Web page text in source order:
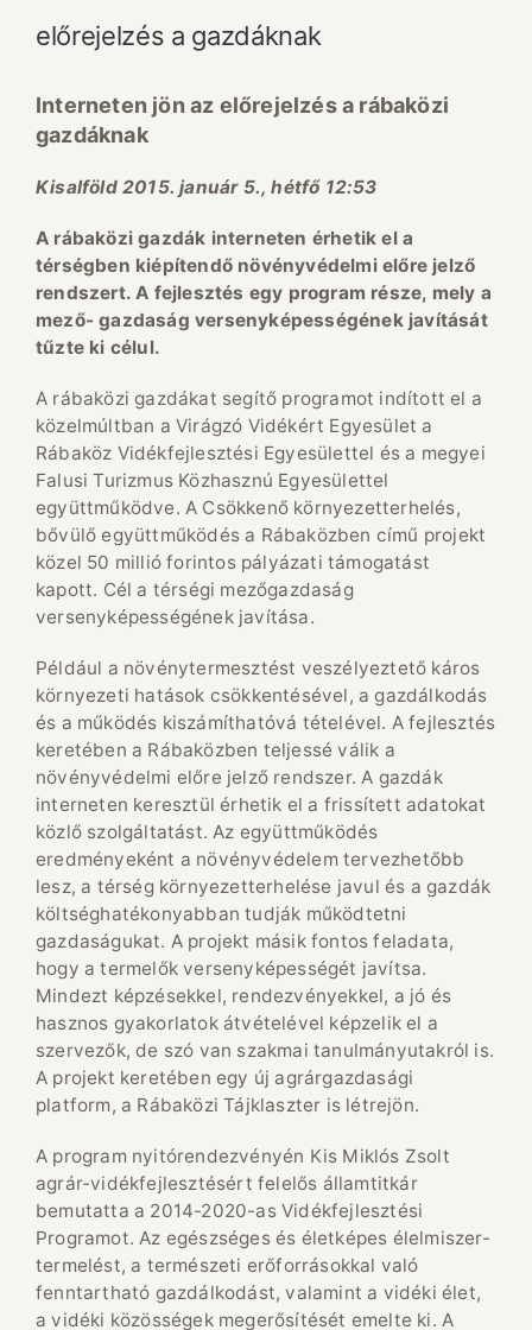
előrejelzés a gazdáknak
Interneten jön az előrejelzés a rábaközi
gazdáknak
Kisalföld 2015. január 5., hétfő 12:53
A rábaközi gazdák interneten érhetik el a
térségben kiépítendő növényvédelmi előre jelző
rendszert. A fejlesztés egy program része, mely a
mező- gazdaság versenyképességének javítását
tűzte ki célul.
A rábaközi gazdákat segítő programot indított el a
közelmúltban a Virágzó Vidékért Egyesület a
Rábaköz Vidékfejlesztési Egyesülettel és a megyei
Falusi Turizmus Közhasznú Egyesülettel
együttműködve. A Csökkenő környezetterhelés,
bővülő együttműködés a Rábaközben című projekt
közel 50 millió forintos pályázati támogatást
kapott. Cél a térségi mezőgazdaság
versenyképességének javítása.
Például a növénytermesztést veszélyeztető káros
környezeti hatások csökkentésével, a gazdálkodás
és a működés kiszámíthatóvá tételével. A fejlesztés
keretében a Rábaközben teljessé válik a
növényvédelmi előre jelző rendszer. A gazdák
interneten keresztül érhetik el a frissített adatokat
közlő szolgáltatást. Az együttműködés
eredményeként a növényvédelem tervezhetőbb
lesz, a térség környezetterhelése javul és a gazdák
költséghatékonyabban tudják működtetni
gazdaságukat. A projekt másik fontos feladata,
hogy a termelők versenyképességét javítsa.
Mindezt képzésekkel, rendezvényekkel, a jó és
hasznos gyakorlatok átvételével képzelik el a
szervezők, de szó van szakmai tanulmányutakról is.
A projekt keretében egy új agrárgazdasági
platform, a Rábaközi Tájklaszter is létrejön.
A program nyitórendezvényén Kis Miklós Zsolt
agrár-vidékfejlesztésért felelős államtitkár
bemutatta a 2014-2020-as Vidékfejlesztési
Programot. Az egészséges és életképes élelmiszer-
termelést, a természeti erőforrásokkal való
fenntartható gazdálkodást, valamint a vidéki élet,
a vidéki közösségek megerősítését emelte ki. A